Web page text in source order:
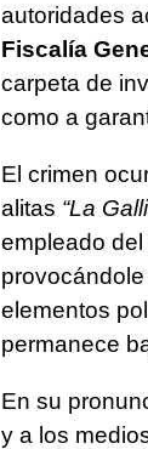
autoridades
Fiscalía
carpeta de
como a
El crimen
alitas “La
empleado
elementos
permanece
En su
y a los